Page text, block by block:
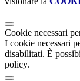
Cookie necessari
I cookie necessari
disabilitati. È
policy.